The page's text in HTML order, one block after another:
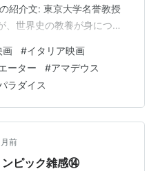
紹介文: 東京大学名誉教授
、世界史の教養が身につく
ベン・ハー●グラディエー
ンドリア●ブレイブハート
も●エリザベス ゴールデ
デウス●天井桟敷の人々●風
陽傳●アラビアのロレンス●
画 #イタリア映画
ーター #アマデウス
ラダイス
前
ンピック雑感⑭